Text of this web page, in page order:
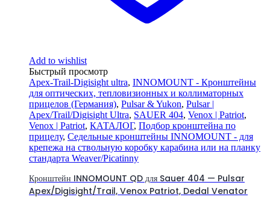
Add to wishlist
Быстрый просмотр
Apex-Trail-Digisight ultra, INNOMOUNT - Кронштейны
для оптических, тепловизионных и коллиматорных
прицелов (Германия), Pulsar & Yukon, Pulsar |
Apex/Trail/Digisight Ultra, SAUER 404, Venox | Patriot,
Venox | Patriot, КАТАЛОГ, Подбор кронштейна по
прицелу, Седельные кронштейны INNOMOUNT - для
крепежа на ствольную коробку карабина или на планку
стандарта Weaver/Picatinny
Кронштейн INNOMOUNT QD для Sauer 404 — Pulsar
Apex/Digisight/Trail, Venox Patriot, Dedal Venator